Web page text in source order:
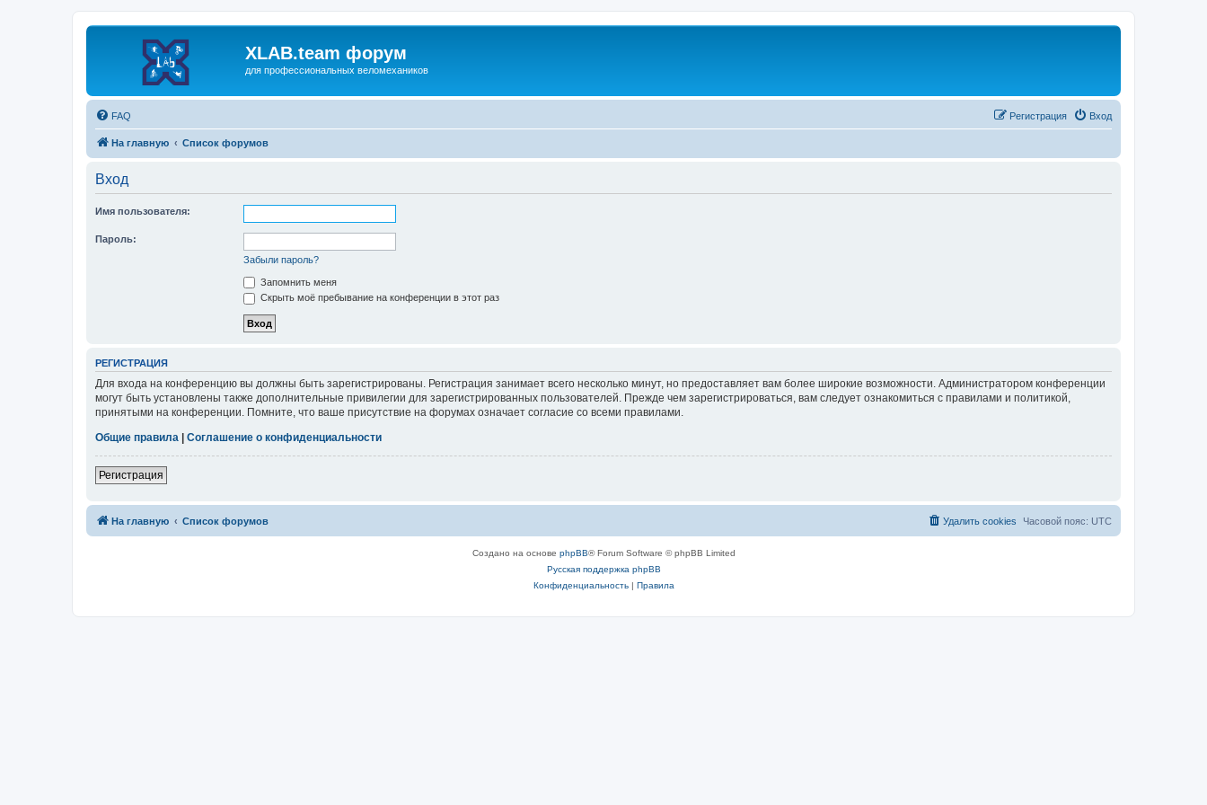
XLAB.team форум
для професcиональных веломехаников
FAQ Вход
Регистрация
На главную Список форумов
Вход
Имя пользователя:
Пароль:
Забыли пароль?
Запомнить меня
Скрыть моё пребывание на конференции в этот раз
РЕГИСТРАЦИЯ
Для входа на конференцию вы должны быть зарегистрированы. Регистрация занимает всего несколько минут, но предоставляет вам более широкие возможности. Администратором конференции
могут быть установлены также дополнительные привилегии для зарегистрированных пользователей. Прежде чем зарегистрироваться, вам следует ознакомиться с правилами и политикой,
принятыми на конференции. Помните, что ваше присутствие на форумах означает согласие со всеми правилами.
Общие правила
Соглашение о конфиденциальности
Регистрация
На главную Список форумов Часовой пояс: UTC
Удалить cookies
Создано на основе phpBB® Forum Software © phpBB Limited
Русская поддержка phpBB
Конфиденциальность| Правила